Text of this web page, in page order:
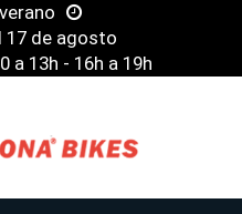
17 de agosto
a 13h - 16h a 19h